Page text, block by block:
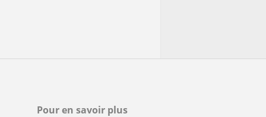
Pour en savoir plus